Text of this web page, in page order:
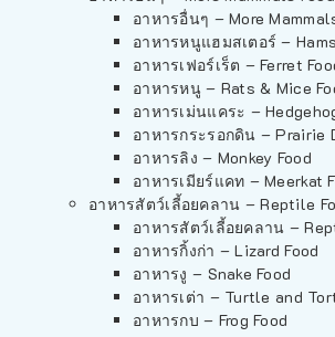
อาหารอื่นๆ – More
อาหารหนูแฮมสเตอร์ –
อาหารเฟอร์เร็ต – Ferret
อาหารหนู – Rats & Mice
อาหารเม่นแคระ –
อาหารกระรอกดิน – Prairie
อาหารลิง – Monkey Food
อาหารเมียร์แคท – Meerkat
อาหารสัตว์เลี้อยคลาน – Reptile
อาหารสัตว์เลี้อยคลาน –
อาหารกิ้งก่า – Lizard Food
อาหารงู – Snake Food
อาหารเต่า – Turtle and
อาหารกบ – Frog Food